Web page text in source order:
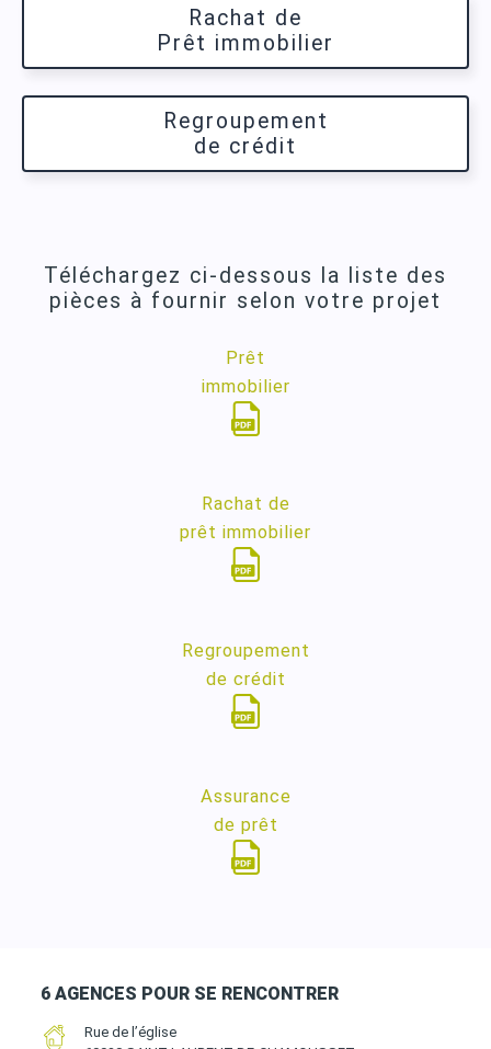
Rachat de
Prêt immobilier
Regroupement
de crédit
Téléchargez ci-dessous la liste des
pièces à fournir selon votre projet
Prêt
immobilier
Rachat de
prêt immobilier
Regroupement
de crédit
Assurance
de prêt
6 AGENCES POUR SE RENCONTRER
Rue de l’église